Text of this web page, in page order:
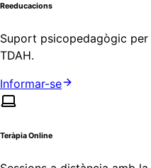
Reeducacions
Suport psicopedagògic
TDAH.
Informar-se
Teràpia Online